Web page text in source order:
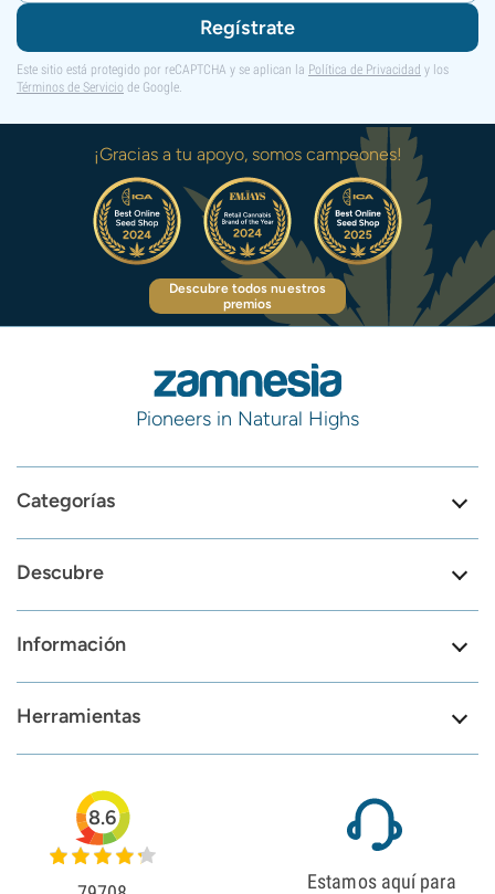
Regístrate
Este sitio está protegido por reCAPTCHA y se aplican la Política de Privacidad y los
Términos de Servicio de Google.
¡Gracias a tu apoyo, somos campeones!
Descubre todos nuestros
premios
Pioneers in Natural Highs
Categorías
Descubre
Información
Herramientas
8.6
Estamos aquí para